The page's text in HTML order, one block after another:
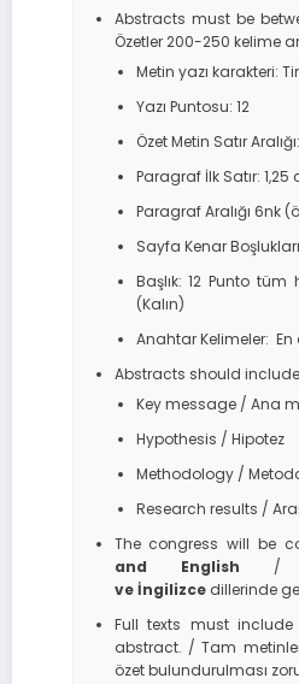
Abstracts must be
Özetler 200-250 kelime
Metin yazı karakteri:
Yazı Puntosu: 12
Özet Metin Satır
Paragraf İlk Satır: 1,25
Paragraf Aralığı 6nk
Sayfa Kenar
Başlık: 12 Punto
(Kalın)
Anahtar Kelimeler: En
Abstracts should
Key message / Ana
Hypothesis / Hipotez
Methodology /
Research results /
The congress will be
and
English /
ve İngilizcedillerinde
Full texts must
abstract. / Tam
özet bulundurulması